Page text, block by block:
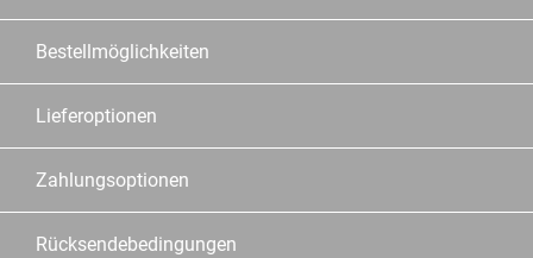
Bestellmöglichkeiten
Lieferoptionen
Zahlungsoptionen
Rücksendebedingungen